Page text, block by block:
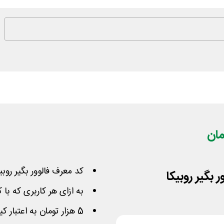
کد معرف فالوور بگیر
به ازای هر کاربری که
5 هزار تومان به اعتبار کیف پول تان اضافه می گردد